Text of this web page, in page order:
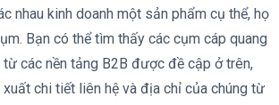
nhau kinh doanh một sản phẩm cụ thể, họ
Bạn có thể tìm thấy các cụm cáp quang
các nền tảng B2B được đề cập ở trên,
chi tiết liên hệ và địa chỉ của chúng từ